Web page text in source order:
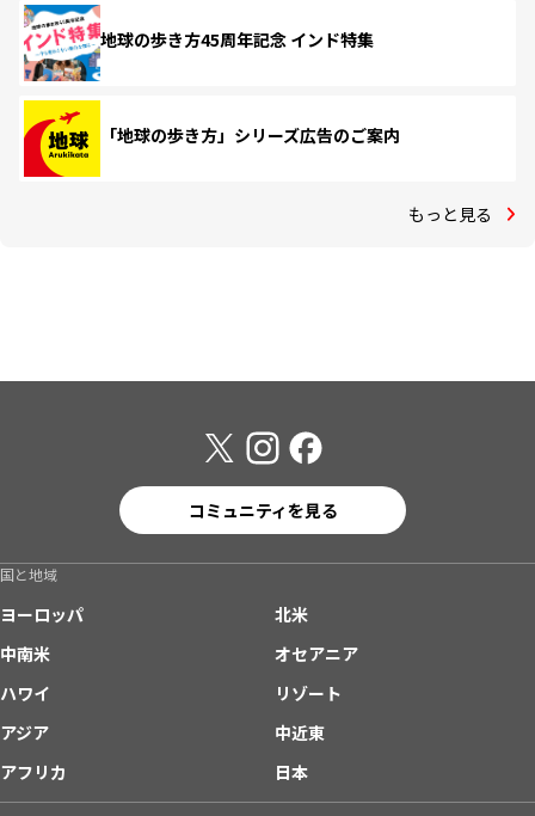
地球の歩き方45周年記念 インド特集
「地球の歩き方」シリーズ広告のご案内
もっと見る
コミュニティを見る
国と地域
ヨーロッパ
北米
中南米
オセアニア
ハワイ
リゾート
アジア
中近東
アフリカ
日本